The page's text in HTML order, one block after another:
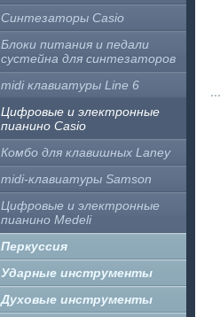
Синтезаторы Casio
Блоки питания и педали
сустейна для синтезаторов
midi клавиатуры Line 6
Цифровые и электронные
пианино Casio
Комбо для клавишных Laney
midi-клавиатуры Samson
Цифровые и электронные
пианино Medeli
Перкуссия
Ударные инструменты
Духовые инструменты